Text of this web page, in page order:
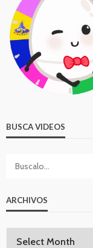
BUSCA VIDEOS
ARCHIVOS